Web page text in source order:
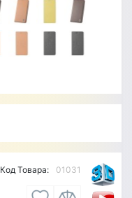
Код Товара: 01031